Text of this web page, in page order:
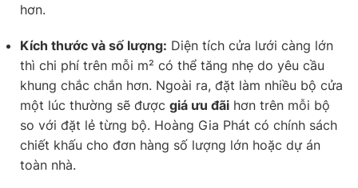
hơn.
Kích thước và số lượng: Diện tích cửa lưới càng lớn
thì chi phí trên mỗi m² có thể tăng nhẹ do yêu cầu
khung chắc chắn hơn. Ngoài ra, đặt làm nhiều bộ cửa
một lúc thường sẽ được giá ưu đãi hơn trên mỗi bộ
so với đặt lẻ từng bộ. Hoàng Gia Phát có chính sách
chiết khấu cho đơn hàng số lượng lớn hoặc dự án
toàn nhà.